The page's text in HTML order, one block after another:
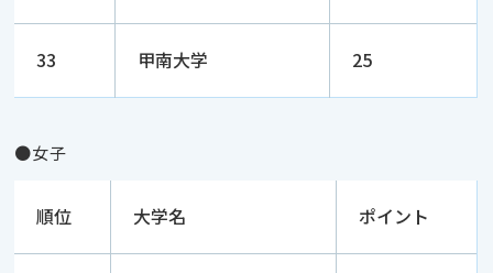
33 甲南大学 25
●女子
順位 大学名 ポイント